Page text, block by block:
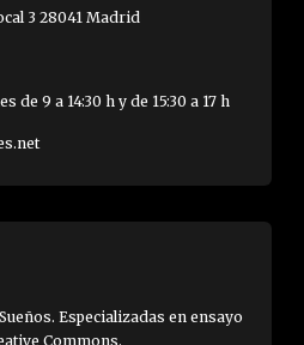
3 28041 Madrid
de 9 a 14:30 h y de 15:30 a 17 h
Especializadas en ensayo
Commons.